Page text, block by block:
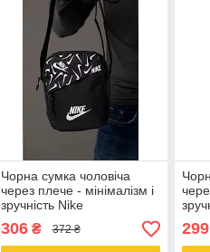
Чорна сумка чоловіча
через плече - мінімалізм і
зручність Nike
306₴ 372 ₴ 299